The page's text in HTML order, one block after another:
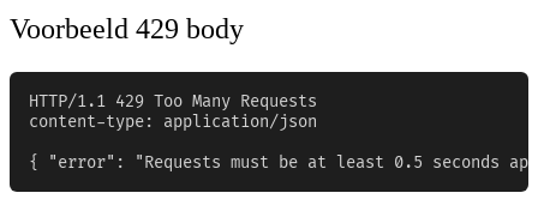
Voorbeeld 429 body
HTTP/1.1 429 Too Many Requests
content-type: application/json
{ "error": "Requests must be at least 0.5 seconds